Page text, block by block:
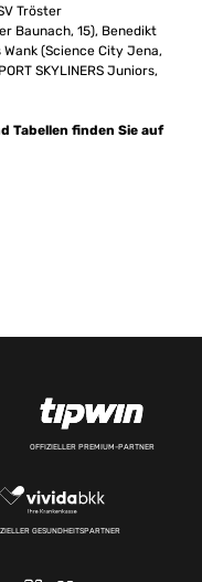
Tröster
Baunach, 15), Benedikt
(Science City Jena,
SKYLINERS Juniors,
Tabellen finden Sie auf
OFFIZIELLER PREMIUM-PARTNER
GESUNDHEITSPARTNER